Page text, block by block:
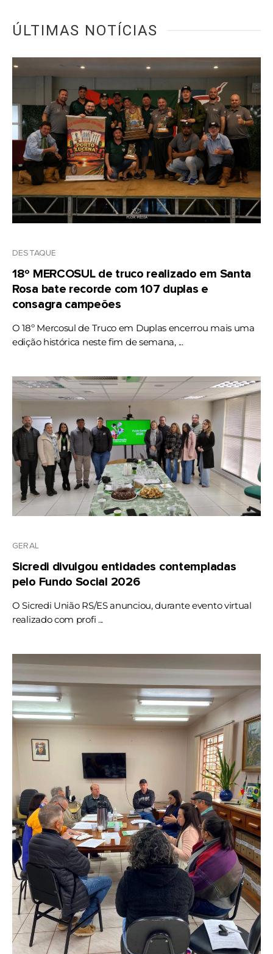
ÚLTIMAS NOTÍCIAS
DESTAQUE
18º MERCOSUL de truco realizado em Santa
Rosa bate recorde com 107 duplas e
consagra campeões
O 18º Mercosul de Truco em Duplas encerrou mais uma
edição histórica neste fim de semana, ...
GERAL
Sicredi divulgou entidades contempladas
pelo Fundo Social 2026
O Sicredi União RS/ES anunciou, durante evento virtual
realizado com profi ...